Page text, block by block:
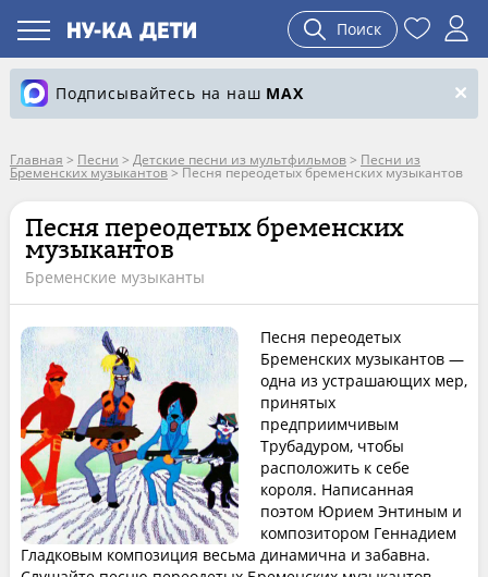
Поиск
Подписывайтесь на наш MAX
Главная > Песни > Детские песни из мультфильмов> Песни из
Бременских музыкантов>Песня переодетых бременских музыкантов
Песня переодетых бременских
музыкантов
Бременские музыканты
Песня переодетых
Бременских музыкантов —
одна из устрашающих мер,
принятых
предприимчивым
Трубадуром, чтобы
расположить к себе
короля. Написанная
поэтом Юрием Энтиным и
композитором Геннадием
Гладковым композиция весьма динамична и забавна.